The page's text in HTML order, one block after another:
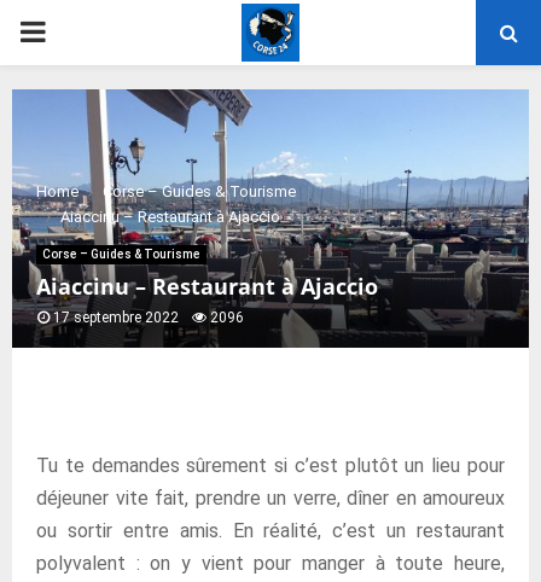
PRIMARY
MENU
Home
Corse – Guides & Tourisme
Aiaccinu – Restaurant à Ajaccio
Corse – Guides & Tourisme
Aiaccinu – Restaurant à Ajaccio
17 septembre 2022 2096
Tu te demandes sûrement si c’est plutôt un lieu pour
déjeuner vite fait, prendre un verre, dîner en amoureux
ou sortir entre amis. En réalité, c’est un restaurant
polyvalent : on y vient pour manger à toute heure,